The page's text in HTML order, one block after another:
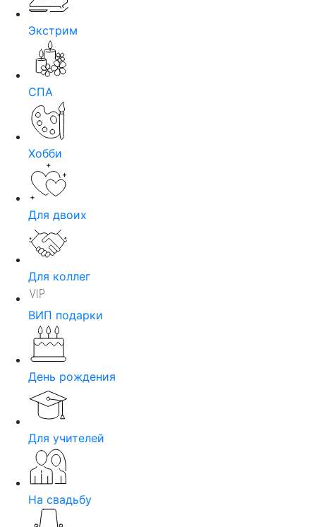
Экстрим
СПА
Хобби
Для двоих
Для коллег
ВИП подарки
День рождения
Для учителей
На свадьбу